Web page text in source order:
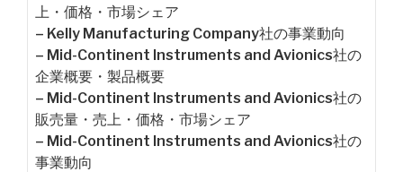
上・価格・市場シェア
– Kelly Manufacturing Company社の事業動向
– Mid-Continent Instruments and Avionics社の
企業概要・製品概要
– Mid-Continent Instruments and Avionics社の
販売量・売上・価格・市場シェア
– Mid-Continent Instruments and Avionics社の
事業動向